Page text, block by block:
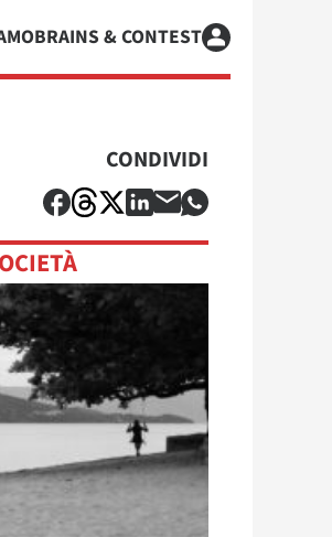
BRAINS & CONTEST
CONDIVIDI